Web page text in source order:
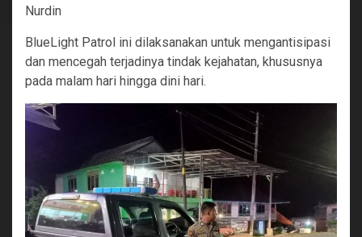
Nurdin
BlueLight Patrol ini dilaksanakan untuk mengantisipasi
dan mencegah terjadinya tindak kejahatan, khususnya
pada malam hari hingga dini hari.